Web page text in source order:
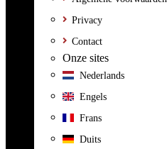
Privacy
Contact
Onze sites
Nederlands
Engels
Frans
Duits